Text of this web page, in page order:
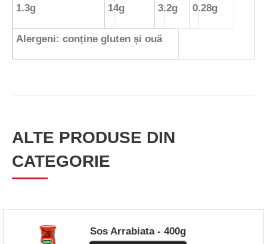
1.3g 14g 3.2g 0.28g
Alergeni: conține gluten și ouă
ALTE PRODUSE DIN
CATEGORIE
Sos Arrabiata - 400g